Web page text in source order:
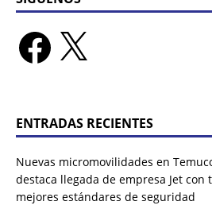
ENTRADAS RECIENTES
Nuevas micromovilidades en
destaca llegada de empresa Jet con
mejores estándares de seguridad